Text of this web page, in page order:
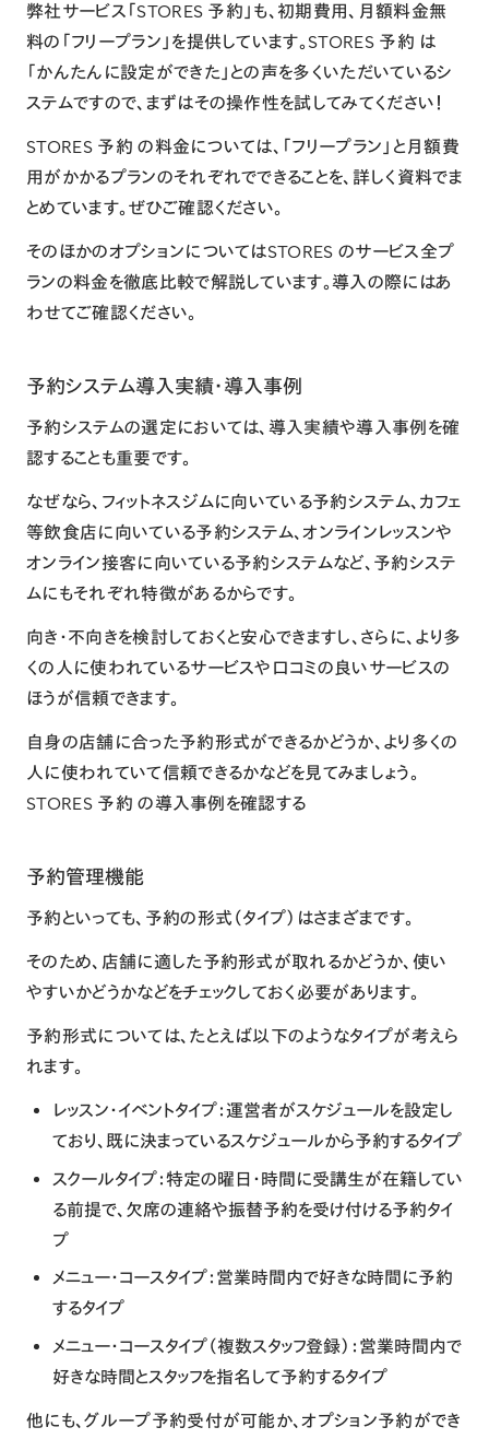
弊社サービス 「STORES 予約」 も、初期費用、月額料金無
料の「フリープラン」を提供しています。STORES 予約 は
「かんたんに設定ができた」との声を多くいただいているシ
ステムですので、まずはその操作性を試してみてください！
STORES 予約 の料金については、「フリープラン」と月額費
用がかかるプランのそれぞれでできることを、詳しく資料でま
とめています。ぜひご確認ください。
そのほかのオプションについてはSTORES のサービス全プ
ランの料金を徹底比較で解説しています。導入の際にはあ
わせてご確認ください。
予約システム導入実績・導入事例
予約システムの選定においては、導入実績や導入事例を確
認することも重要です。
なぜなら、フィットネスジムに向いている予約システム、カフェ
等飲食店に向いている予約システム、オンラインレッスンや
オンライン接客に向いている予約システムなど、予約システ
ムにもそれぞれ特徴があるからです。
向き・不向きを検討しておくと安心できますし、さらに、より多
くの人に使われているサービスや口コミの良いサービスの
ほうが信頼できます。
自身の店舗に合った予約形式ができるかどうか、より多くの
人に使われていて信頼できるかなどを見てみましょう。
STORES 予約 の導入事例を確認する
予約管理機能
予約といっても、予約の形式（タイプ）はさまざまです。
そのため、店舗に適した予約形式が取れるかどうか、使い
やすいかどうかなどをチェックしておく必要があります。
予約形式については、たとえば以下のようなタイプが考えら
れます。
レッスン・イベントタイプ：運営者がスケジュールを設定し
ており、既に決まっているスケジュールから予約するタイプ
スクールタイプ：特定の曜日・時間に受講生が在籍してい
る前提で、欠席の連絡や振替予約を受け付ける予約タイ
プ
メニュー・コースタイプ：営業時間内で好きな時間に予約
するタイプ
メニュー・コースタイプ（複数スタッフ登録） ：営業時間内で
好きな時間とスタッフを指名して予約するタイプ
他にも、グループ予約受付が可能か、オプション予約ができ